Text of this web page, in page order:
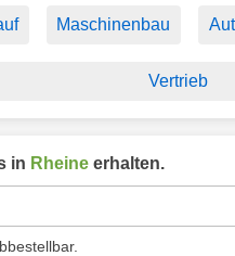
Maschinenbau
Vertrieb
in Rheine erhalten.